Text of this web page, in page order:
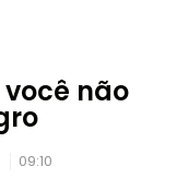
não
09:10